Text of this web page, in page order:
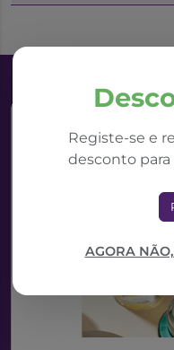
Registe-se e
desconto para
AGORA